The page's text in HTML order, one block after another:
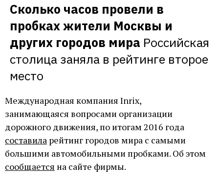
Сколько часов провели в
пробках жители Москвы и
других городов мира Российская
столица заняла в рейтинге второе
место
Международная компания Inrix,
занимающаяся вопросами организации
дорожного движения, по итогам 2016 года
составила рейтинг городов мира с самыми
большими автомобильными пробками. Об этом
сообщается на сайте фирмы.